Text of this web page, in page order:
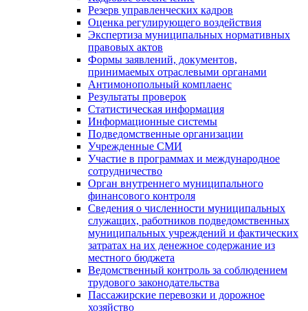
Резерв управленческих кадров
Оценка регулирующего воздействия
Экспертиза муниципальных нормативных
правовых актов
Формы заявлений, документов,
принимаемых отраслевыми органами
Антимонопольный комплаенс
Результаты проверок
Статистическая информация
Информационные системы
Подведомственные организации
Учрежденные СМИ
Участие в программах и международное
сотрудничество
Орган внутреннего муниципального
финансового контроля
Сведения о численности муниципальных
служащих, работников подведомственных
муниципальных учреждений и фактических
затратах на их денежное содержание из
местного бюджета
Ведомственный контроль за соблюдением
трудового законодательства
Пассажирские перевозки и дорожное
хозяйство